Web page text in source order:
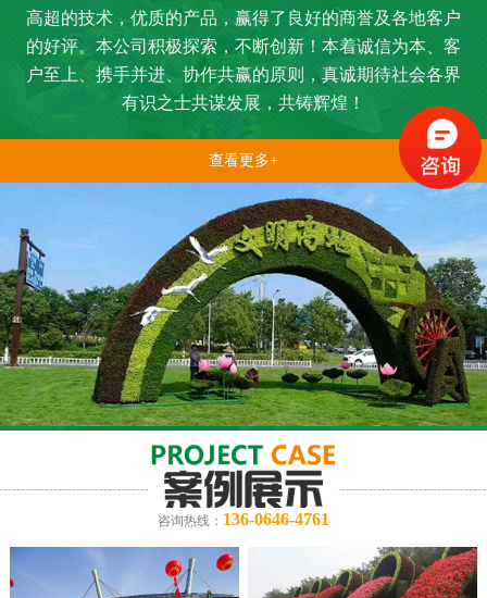
高超的技术，优质的产品，赢得了良好的商誉及各地客户
的好评。本公司积极探索，不断创新！本着诚信为本、客
户至上、携手并进、协作共赢的原则，真诚期待社会各界
有识之士共谋发展，共铸辉煌！
查看更多+
咨询热线： 136-0646-4761